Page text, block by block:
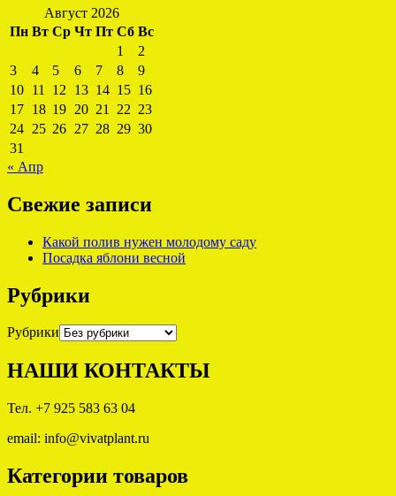
Август 2026
Пн Вт Ср Чт Пт Сб Вс
1
2
3
4 5 6 7 8
9
10 11 12 13 14 15 16
17 18 19 20 21 22 23
24 25 26 27 28 29 30
31
« Апр
Свежие записи
Какой полив нужен молодому саду
Посадка яблони весной
Рубрики
Рубрики
НАШИ КОНТАКТЫ
Тел. +7 925 583 63 04
email: info@vivatplant.ru
Категории товаров